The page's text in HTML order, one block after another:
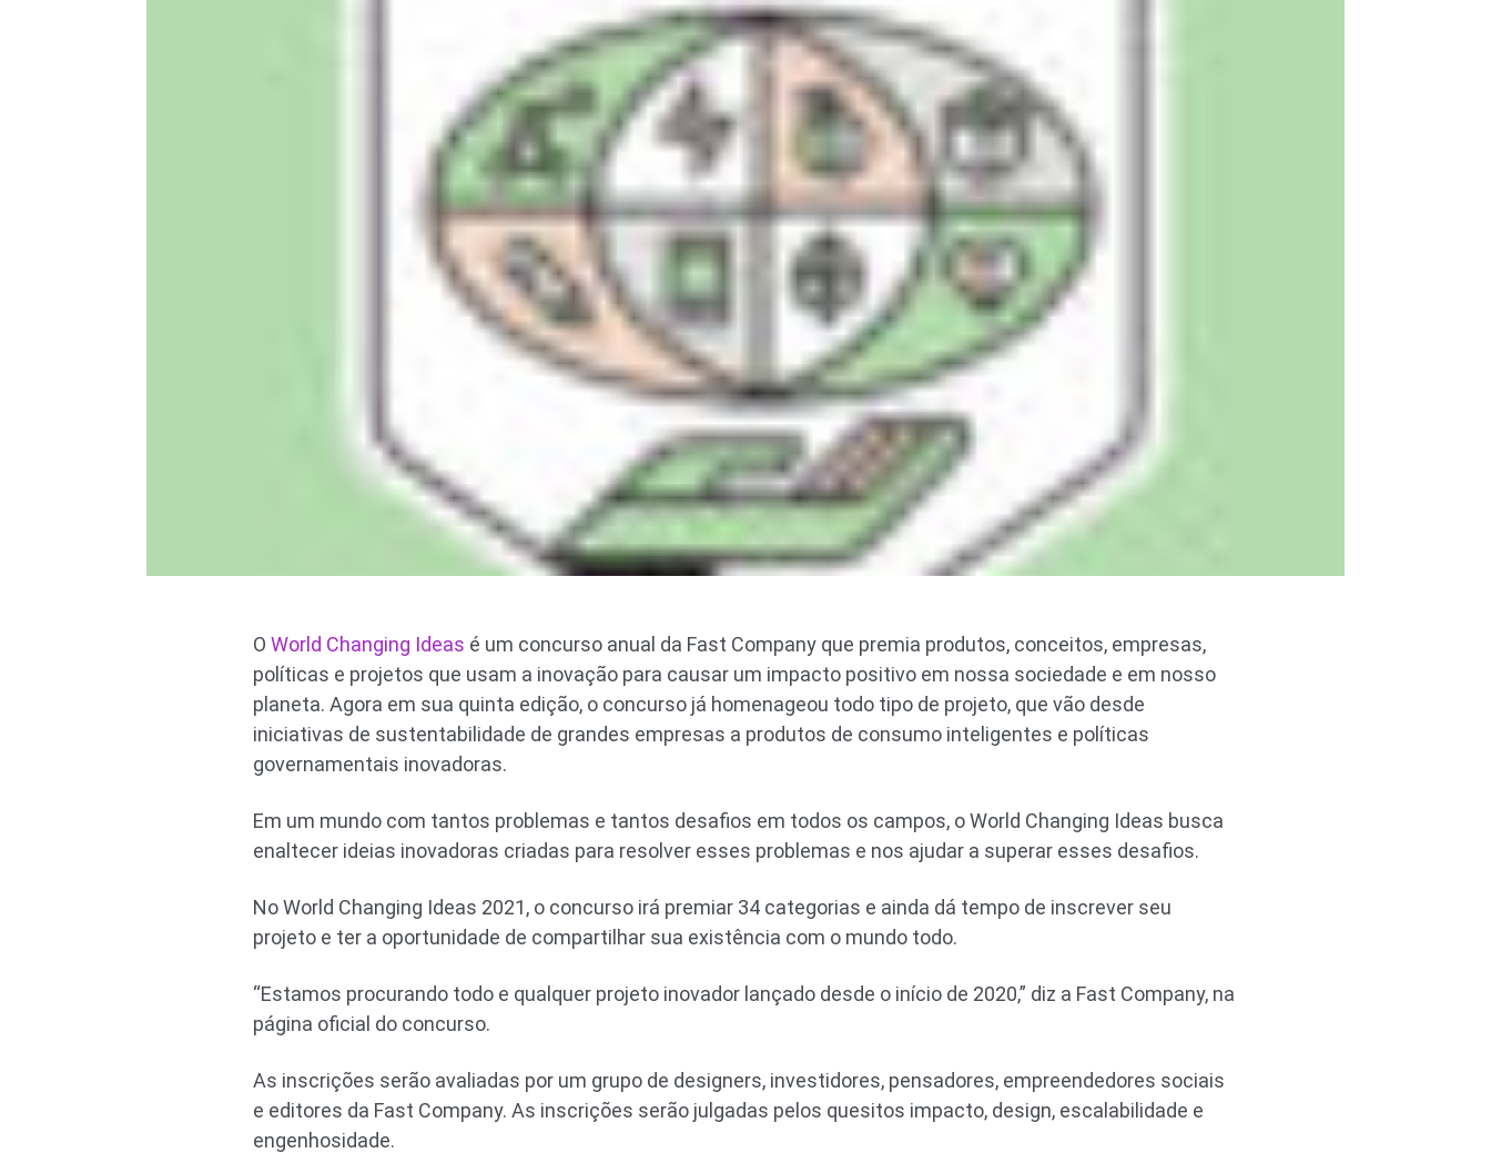
O World Changing Ideas é um concurso anual da Fast Company que premia produtos, conceitos, empresas,
políticas e projetos que usam a inovação para causar um impacto positivo em nossa sociedade e em nosso
planeta. Agora em sua quinta edição, o concurso já homenageou todo tipo de projeto, que vão desde
iniciativas de sustentabilidade de grandes empresas a produtos de consumo inteligentes e políticas
governamentais inovadoras.
Em um mundo com tantos problemas e tantos desafios em todos os campos, o World Changing Ideas busca
enaltecer ideias inovadoras criadas para resolver esses problemas e nos ajudar a superar esses desafios.
No World Changing Ideas 2021, o concurso irá premiar 34 categorias e ainda dá tempo de inscrever seu
projeto e ter a oportunidade de compartilhar sua existência com o mundo todo.
“Estamos procurando todo e qualquer projeto inovador lançado desde o início de 2020,” diz a Fast Company, na
página oficial do concurso.
As inscrições serão avaliadas por um grupo de designers, investidores, pensadores, empreendedores sociais
e editores da Fast Company. As inscrições serão julgadas pelos quesitos impacto, design, escalabilidade e
engenhosidade.